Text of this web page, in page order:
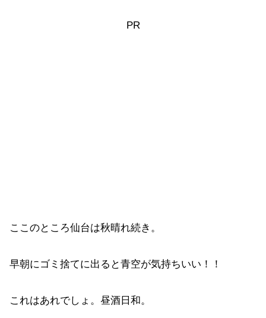
PR
ここのところ仙台は秋晴れ続き。
早朝にゴミ捨てに出ると青空が気持ちいい！！
これはあれでしょ。昼酒日和。